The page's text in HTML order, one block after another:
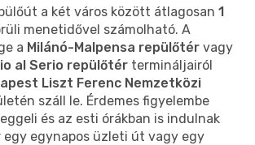
a két város között átlagosan 1
menetidővel számolható. A
a Milánó-Malpensa repülőtér vagy
al Serio repülőtér termináljairól
Liszt Ferenc Nemzetközi
száll le. Érdemes figyelembe
és az esti órákban is indulnak
egy egynapos üzleti út vagy egy